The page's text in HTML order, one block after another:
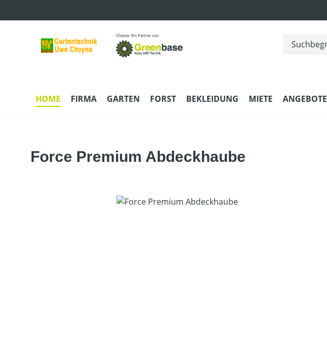
HOME FIRMA GARTEN FORST BEKLEIDUNG MIETE ANGEBOTE
Force Premium Abdeckhaube
Bildergalerie überspringen